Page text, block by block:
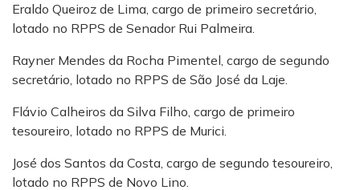
Eraldo Queiroz de Lima, cargo de primeiro secretário,
lotado no RPPS de Senador Rui Palmeira.
Rayner Mendes da Rocha Pimentel, cargo de segundo
secretário, lotado no RPPS de São José da Laje.
Flávio Calheiros da Silva Filho, cargo de primeiro
tesoureiro, lotado no RPPS de Murici.
José dos Santos da Costa, cargo de segundo tesoureiro,
lotado no RPPS de Novo Lino.